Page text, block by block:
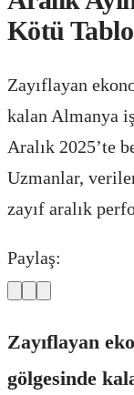
Kötü
Zayıflayan
kalan Almanya iş
Aralık 2025’te
Uzmanlar,
zayıf aralık
Paylaş:
Zayıflayan
gölgesinde